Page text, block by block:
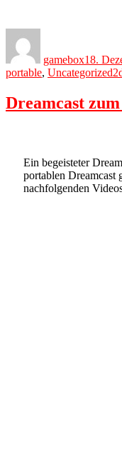
gamebox18.
portable, Uncategorized
Dreamcast
Ein begeisteter
portablen Dreamcast
nachfolgenden